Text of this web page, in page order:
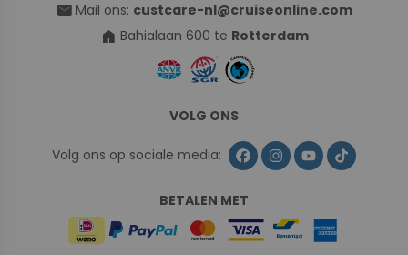
mail Mail ons: custcare-nl@cruiseonline.com
home Bahialaan 600 te Rotterdam
VOLG ONS
Volg ons op sociale media:
BETALEN MET